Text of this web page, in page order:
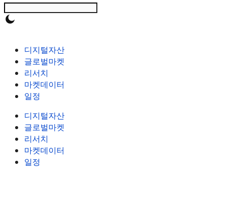
디지털자산
글로벌마켓
리서치
마켓데이터
일정
디지털자산
글로벌마켓
리서치
마켓데이터
일정